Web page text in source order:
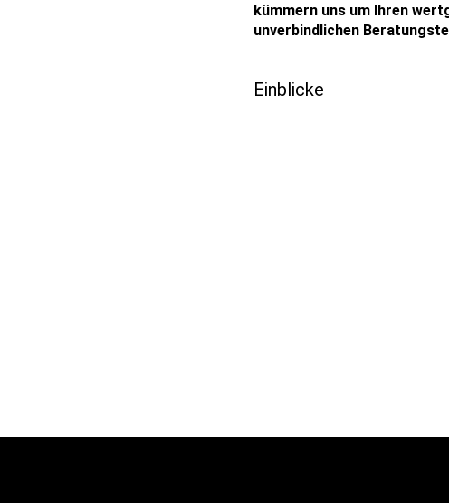
kümmern uns um Ihren
unverbindlichen
Einblicke